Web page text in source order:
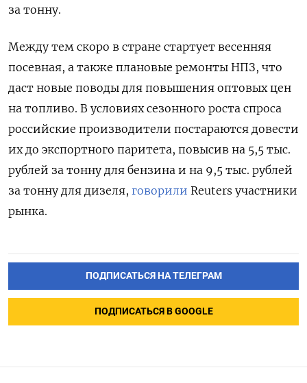
за тонну.
Между тем скоро в стране стартует весенняя
посевная, а также плановые ремонты НПЗ, что
даст новые поводы для повышения оптовых цен
на топливо. В условиях сезонного роста спроса
российские производители постараются довести
их до экспортного паритета, повысив на 5,5 тыс.
рублей за тонну для бензина и на 9,5 тыс. рублей
за тонну для дизеля, говорили Reuters участники
рынка.
ПОДПИСАТЬСЯ НА ТЕЛЕГРАМ
ПОДПИСАТЬСЯ В GOOGLE